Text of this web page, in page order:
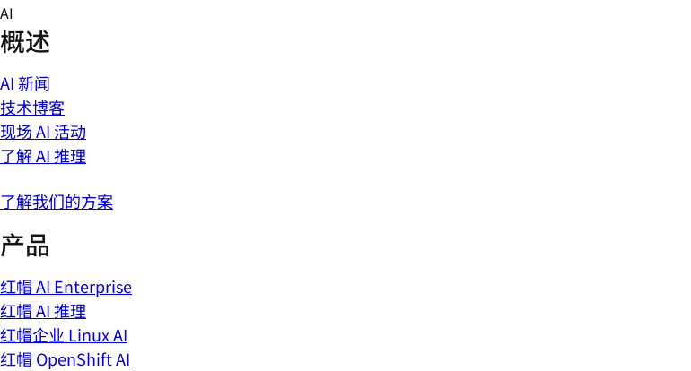
Skip
to
content
AI
概述
AI 新闻
技术博客
现场 AI 活动
了解 AI 推理
了解我们的方案
产品
红帽 AI Enterprise
红帽 AI 推理
红帽企业 Linux AI
红帽 OpenShift AI